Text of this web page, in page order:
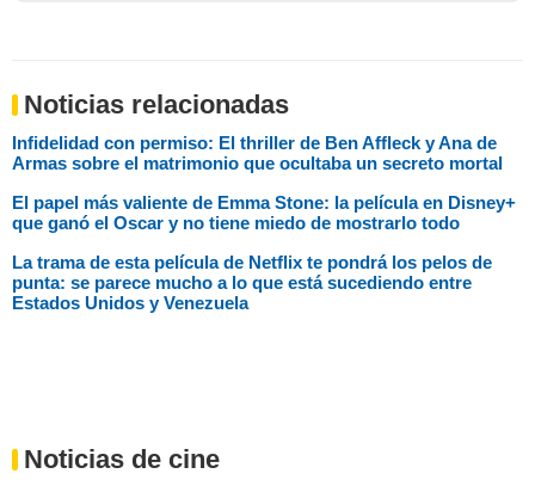
Noticias relacionadas
Infidelidad con permiso: El thriller de Ben Affleck y Ana de
Armas sobre el matrimonio que ocultaba un secreto mortal
El papel más valiente de Emma Stone: la película en Disney+
que ganó el Oscar y no tiene miedo de mostrarlo todo
La trama de esta película de Netflix te pondrá los pelos de
punta: se parece mucho a lo que está sucediendo entre
Estados Unidos y Venezuela
Noticias de cine